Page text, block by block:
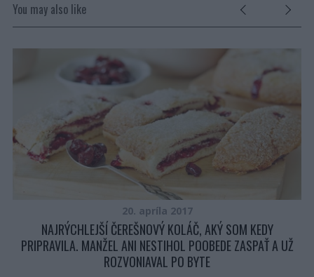
You may also like
20. apríla 2017
NAJRÝCHLEJŠÍ ČEREŠNOVÝ KOLÁČ, AKÝ SOM KEDY
PRIPRAVILA. MANŽEL ANI NESTIHOL POOBEDE ZASPAŤ A UŽ
ROZVONIAVAL PO BYTE